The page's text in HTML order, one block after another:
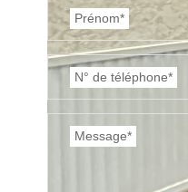
Prénom*
N° de téléphone*
Message*